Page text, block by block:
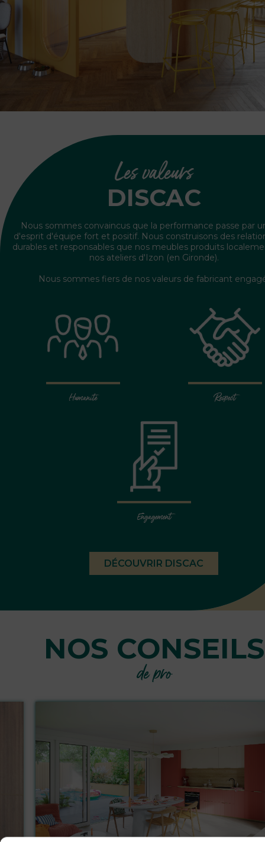
Les valeurs
DISCAC
Nous sommes convaincus que la performance passe par
d'esprit d'équipe fort et positif. Nous construisons des
durables et responsables que nos meubles produits
nos ateliers d'Izon (en Gironde).
Nous sommes fiers de nos valeurs de fabricant
Humanité Respect
Engagement
DÉCOUVRIR DISCAC
NOS CONSEILS
de pro